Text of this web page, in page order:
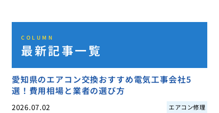
COLUMN
最新記事一覧
愛知県のエアコン交換おすすめ電気工事会社5
選！費用相場と業者の選び方
2026.07.02 エアコン修理